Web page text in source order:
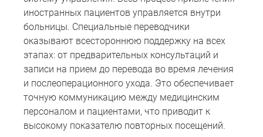
иностранных пациентов управляется внутри
больницы. Специальные переводчики
оказывают всестороннюю поддержку на всех
этапах: от предварительных консультаций и
записи на прием до перевода во время лечения
и послеоперационного ухода. Это обеспечивает
точную коммуникацию между медицинским
персоналом и пациентами, что приводит к
высокому показателю повторных посещений.